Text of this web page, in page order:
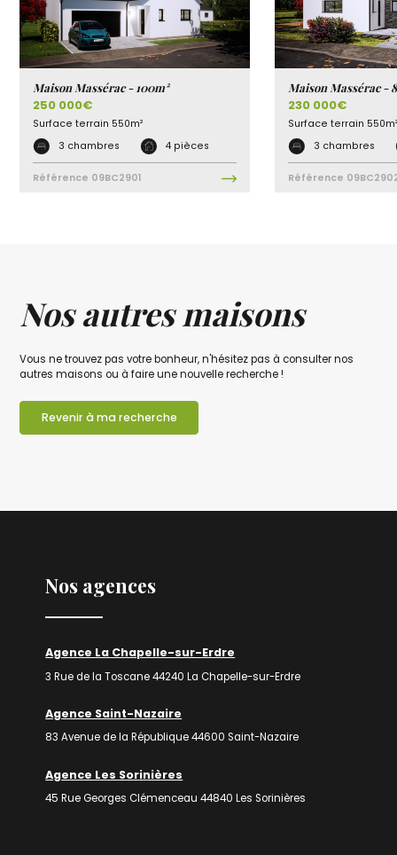
Maison Massérac - 100m²
250 000€
Surface terrain 550m²
3 chambres
4 pièces
Référence 09BC2901
Maison Massérac -
230 000€
Surface terrain 550m²
3 chambres
Référence
Nos autres maisons
Vous ne trouvez pas votre bonheur, n'hésitez pas à consulter nos
autres maisons ou à faire une nouvelle recherche !
Revenir à ma recherche
Nos agences
Agence La Chapelle-sur-Erdre
3 Rue de la Toscane 44240 La Chapelle-sur-Erdre
Agence Saint-Nazaire
83 Avenue de la République 44600 Saint-Nazaire
Agence Les Sorinières
45 Rue Georges Clémenceau 44840 Les Sorinières